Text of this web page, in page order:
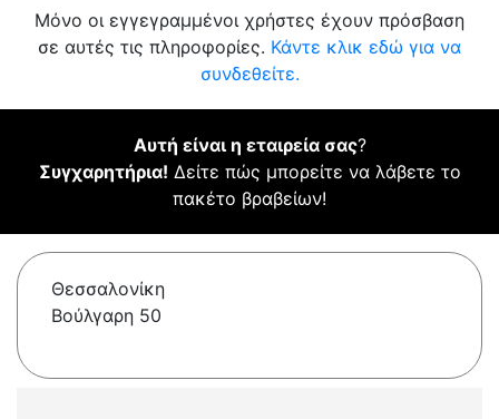
Μόνο οι εγγεγραμμένοι χρήστες έχουν πρόσβαση
σε αυτές τις πληροφορίες. Κάντε κλικ εδώ για να
συνδεθείτε.
Αυτή είναι η εταιρεία σας?
Συγχαρητήρια! Δείτε πώς μπορείτε να λάβετε το
πακέτο βραβείων!
Θεσσαλονίκη
Βούλγαρη 50